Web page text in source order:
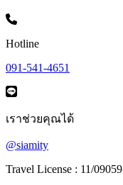
Hotline
091-541-4651
เราช่วยคุณได้
@siamity
Travel License : 11/09059